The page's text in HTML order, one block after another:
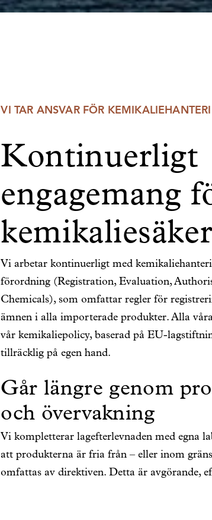
VI TAR ANSVAR FÖR
Kontinuerligt
engagemang
Vi arbetar kontinuerligt med
förordning (Registration, Evaluation,
Chemicals), som omfattar regler för
ämnen i alla importerade produkter. Alla
vår kemikaliepolicy, baserad på EU-
tillräcklig på egen hand.
Går längre genom
och övervakning
Vi kompletterar lagefterlevnaden med egna
att produkterna är fria från – eller inom
omfattas av direktiven. Detta är avgörande,